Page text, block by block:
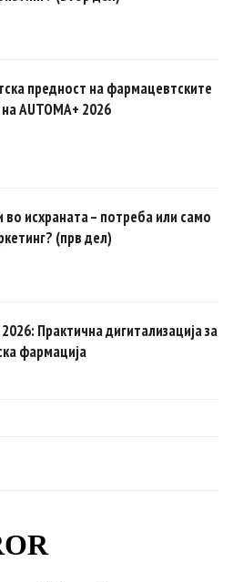
предност на фармацевтските
AUTOMA+ 2026
исхраната – потреба или само
(прв дел)
Практична дигитализација за
фармација